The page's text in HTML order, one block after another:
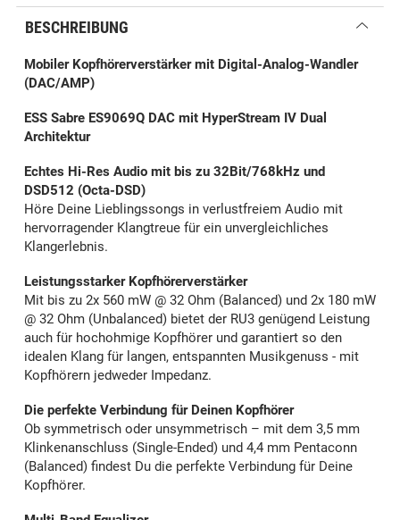
BESCHREIBUNG
Mobiler Kopfhörerverstärker mit Digital-Analog-Wandler
(DAC/AMP)
ESS Sabre ES9069Q DAC mit HyperStream IV Dual
Architektur
Echtes Hi-Res Audio mit bis zu 32Bit/768kHz und
DSD512 (Octa-DSD)
Höre Deine Lieblingssongs in verlustfreiem Audio mit
hervorragender Klangtreue für ein unvergleichliches
Klangerlebnis.
Leistungsstarker Kopfhörerverstärker
Mit bis zu 2x 560 mW @ 32 Ohm (Balanced) und 2x 180 mW
@ 32 Ohm (Unbalanced) bietet der RU3 genügend Leistung
auch für hochohmige Kopfhörer und garantiert so den
idealen Klang für langen, entspannten Musikgenuss - mit
Kopfhörern jedweder Impedanz.
Die perfekte Verbindung für Deinen Kopfhörer
Ob symmetrisch oder unsymmetrisch – mit dem 3,5 mm
Klinkenanschluss (Single-Ended) und 4,4 mm Pentaconn
(Balanced) findest Du die perfekte Verbindung für Deine
Kopfhörer.